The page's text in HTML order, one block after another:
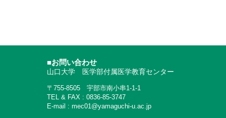
■お問い合わせ
山口大学 医学部付属医学教育センター
〒755-8505 宇部市南小串1-1-1
TEL & FAX : 0836-85-3747
E-mail : mec01@yamaguchi-u.ac.jp